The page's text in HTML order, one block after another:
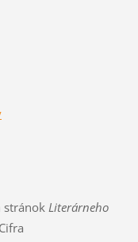
stránok Literárneho